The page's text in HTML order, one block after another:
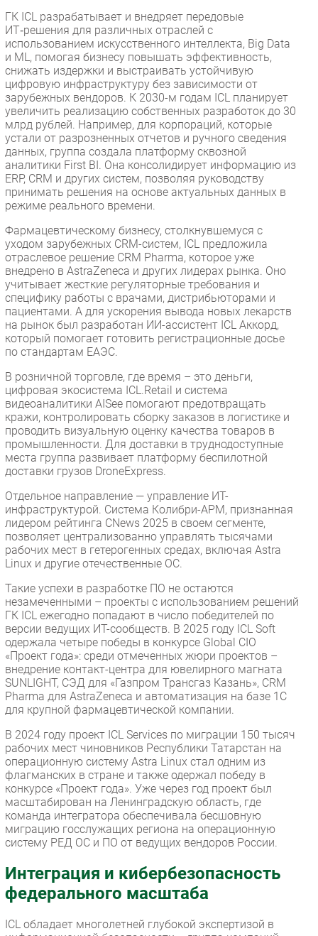
ГК ICL разрабатывает и внедряет передовые
ИТ‑решения для различных отраслей с
использованием искусственного интеллекта, Big Data
и ML, помогая бизнесу повышать эффективность,
снижать издержки и выстраивать устойчивую
цифровую инфраструктуру без зависимости от
зарубежных вендоров. К 2030-м годам ICL планирует
увеличить реализацию собственных разработок до 30
млрд рублей. Например, для корпораций, которые
устали от разрозненных отчетов и ручного сведения
данных, группа создала платформу сквозной
аналитики First BI. Она консолидирует информацию из
ERP, CRM и других систем, позволяя руководству
принимать решения на основе актуальных данных в
режиме реального времени.
Фармацевтическому бизнесу, столкнувшемуся с
уходом зарубежных CRM-систем, ICL предложила
отраслевое решение CRM Pharma, которое уже
внедрено в AstraZeneca и других лидерах рынка. Оно
учитывает жесткие регуляторные требования и
специфику работы с врачами, дистрибьюторами и
пациентами. А для ускорения вывода новых лекарств
на рынок был разработан ИИ-ассистент ICL Аккорд,
который помогает готовить регистрационные досье
по стандартам ЕАЭС.
В розничной торговле, где время – это деньги,
цифровая экосистема ICL.Retail и система
видеоаналитики AISee помогают предотвращать
кражи, контролировать сборку заказов в логистике и
проводить визуальную оценку качества товаров в
промышленности. Для доставки в труднодоступные
места группа развивает платформу беспилотной
доставки грузов DroneExpress.
Отдельное направление — управление ИТ-
инфраструктурой. Система Колибри-АРМ, признанная
лидером рейтинга CNews 2025 в своем сегменте,
позволяет централизованно управлять тысячами
рабочих мест в гетерогенных средах, включая Astra
Linux и другие отечественные ОС.
Такие успехи в разработке ПО не остаются
незамеченными – проекты с использованием решений
ГК ICL ежегодно попадают в число победителей по
версии ведущих ИТ-сообществ. В 2025 году ICL Soft
одержала четыре победы в конкурсе Global CIO
«Проект года»: среди отмеченных жюри проектов –
внедрение контакт-центра для ювелирного магната
SUNLIGHT, СЭД для «Газпром Трансгаз Казань», CRM
Pharma для AstraZeneca и автоматизация на базе 1С
для крупной фармацевтической компании.
В 2024 году проект ICL Services по миграции 150 тысяч
рабочих мест чиновников Республики Татарстан на
операционную систему Astra Linux стал одним из
флагманских в стране и также одержал победу в
конкурсе «Проект года». Уже через год проект был
масштабирован на Ленинградскую область, где
команда интегратора обеспечивала бесшовную
миграцию госслужащих региона на операционную
систему РЕД ОС и ПО от ведущих вендоров России.
Интеграция и кибербезопасность
федерального масштаба
ICL обладает многолетней глубокой экспертизой в